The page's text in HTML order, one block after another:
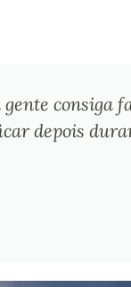
gente consiga
depois